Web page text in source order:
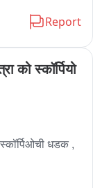
प्रकरणी
पोलीस ठाण्यावर
चर्चेनंतरही
संतप्त शेतकऱ्यांनी
आंदोलन सुरू
हे
सकाळपासून सुरू
आठ तास
Report
को स्कॉर्पियो
स्कॉर्पिओची धडक ,